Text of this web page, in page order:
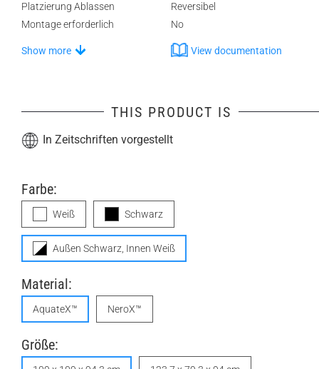
Platzierung Ablassen
Reversibel
Montage erforderlich
No
Show more View documentation
THIS PRODUCT IS
In Zeitschriften vorgestellt
Farbe:
Weiß Schwarz
Außen Schwarz, Innen Weiß
Material:
AquateX™ NeroX™
Größe: